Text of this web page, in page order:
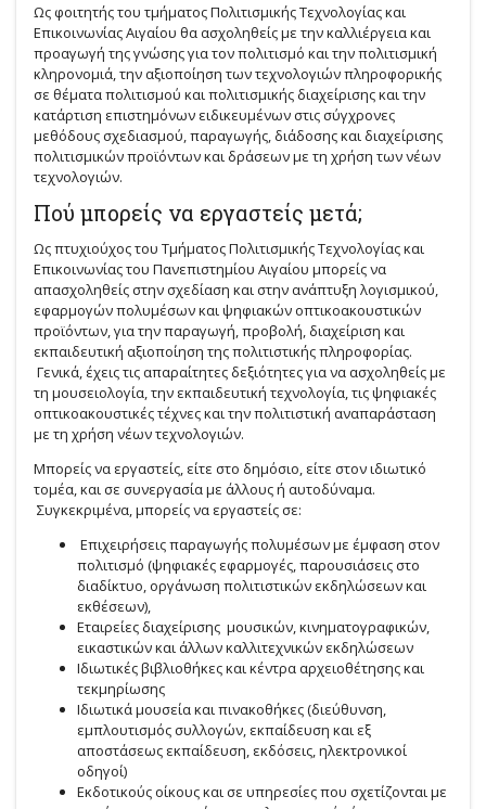
Ως φοιτητής του τμήματος Πολιτισμικής Τεχνολογίας και
Επικοινωνίας Αιγαίου θα ασχοληθείς με την καλλιέργεια και
προαγωγή της γνώσης για τον πολιτισμό και την πολιτισμική
κληρονομιά, την αξιοποίηση των τεχνολογιών πληροφορικής
σε θέματα πολιτισμού και πολιτισμικής διαχείρισης και την
κατάρτιση επιστημόνων ειδικευμένων στις σύγχρονες
μεθόδους σχεδιασμού, παραγωγής, διάδοσης και διαχείρισης
πολιτισμικών προϊόντων και δράσεων με τη χρήση των νέων
τεχνολογιών.
Πού μπορείς να εργαστείς μετά;
Ως πτυχιούχος του Τμήματος Πολιτισμικής Τεχνολογίας και
Επικοινωνίας του Πανεπιστημίου Αιγαίου μπορείς να
απασχοληθείς στην σχεδίαση και στην ανάπτυξη λογισμικού,
εφαρμογών πολυμέσων και ψηφιακών οπτικοακουστικών
προϊόντων, για την παραγωγή, προβολή, διαχείριση και
εκπαιδευτική αξιοποίηση της πολιτιστικής πληροφορίας.
Γενικά, έχεις τις απαραίτητες δεξιότητες για να ασχοληθείς με
τη μουσειολογία, την εκπαιδευτική τεχνολογία, τις ψηφιακές
οπτικοακουστικές τέχνες και την πολιτιστική αναπαράσταση
με τη χρήση νέων τεχνολογιών.
Μπορείς να εργαστείς, είτε στο δημόσιο, είτε στον ιδιωτικό
τομέα, και σε συνεργασία με άλλους ή αυτοδύναμα.
Συγκεκριμένα, μπορείς να εργαστείς σε:
Επιχειρήσεις παραγωγής πολυμέσων με έμφαση στον
πολιτισμό (ψηφιακές εφαρμογές, παρουσιάσεις στο
διαδίκτυο, οργάνωση πολιτιστικών εκδηλώσεων και
εκθέσεων),
Εταιρείες διαχείρισης μουσικών, κινηματογραφικών,
εικαστικών και άλλων καλλιτεχνικών εκδηλώσεων
Ιδιωτικές βιβλιοθήκες και κέντρα αρχειοθέτησης και
τεκμηρίωσης
Ιδιωτικά μουσεία και πινακοθήκες (διεύθυνση,
εμπλουτισμός συλλογών, εκπαίδευση και εξ
αποστάσεως εκπαίδευση, εκδόσεις, ηλεκτρονικοί
οδηγοί)
Εκδοτικούς οίκους και σε υπηρεσίες που σχετίζονται με